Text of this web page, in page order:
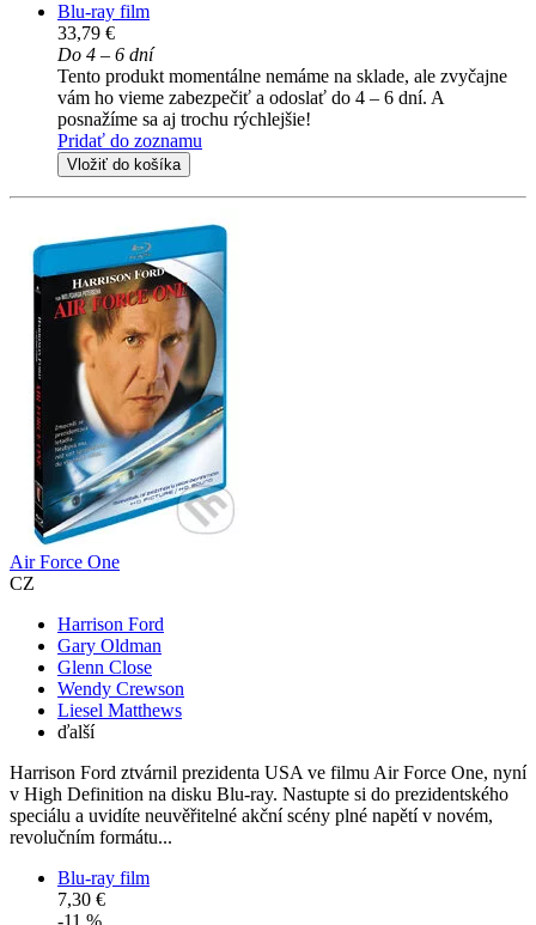
Blu-ray film
33,79 €
Do 4 – 6 dní
Tento produkt momentálne nemáme na sklade, ale zvyčajne
vám ho vieme zabezpečiť a odoslať do 4 – 6 dní. A
posnažíme sa aj trochu rýchlejšie!
Pridať do zoznamu
Vložiť do košíka
Air Force One
CZ
Harrison Ford
Gary Oldman
Glenn Close
Wendy Crewson
Liesel Matthews
ďalší
Harrison Ford ztvárnil prezidenta USA ve filmu Air Force One, nyní
v High Definition na disku Blu-ray. Nastupte si do prezidentského
speciálu a uvidíte neuvěřitelné akční scény plné napětí v novém,
revolučním formátu...
Blu-ray film
7,30 €